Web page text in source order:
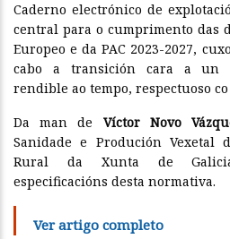
Caderno electrónico de
central para o cumprimento das
Europeo e da PAC 2023-2027,
cabo a transición cara a un
rendible ao tempo, respectuoso
Da man de Víctor Novo
Sanidade e Produción Vexetal
Rural da Xunta de
especificacións desta normativa.
Ver artigo completo